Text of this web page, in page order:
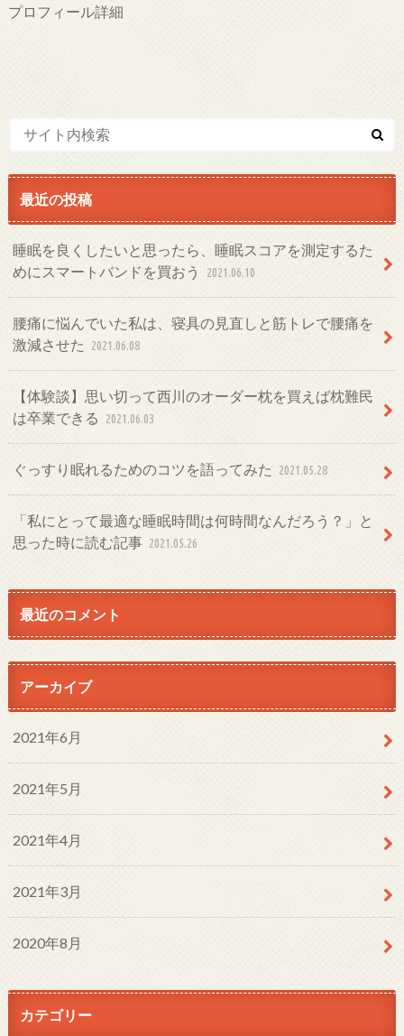
プロフィール詳細
最近の投稿
睡眠を良くしたいと思ったら、睡眠スコアを測定するた
めにスマートバンドを買おう
2021.06.10
腰痛に悩んでいた私は、寝具の見直しと筋トレで腰痛を
激減させた
2021.06.08
【体験談】思い切って西川のオーダー枕を買えば枕難民
は卒業できる
2021.06.03
ぐっすり眠れるためのコツを語ってみた 2021.05.28
「私にとって最適な睡眠時間は何時間なんだろう？」と
思った時に読む記事 2021.05.26
最近のコメント
アーカイブ
2021年6月
2021年5月
2021年4月
2021年3月
2020年8月
カテゴリー